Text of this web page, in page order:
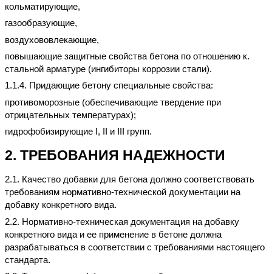
кольматирующие,
газообразующие,
воздухововлекающие,
повышающие защитные свойства бетона по отношению к.
стальной арматуре (ингибиторы коррозии стали).
1.1.4. Придающие бетону специальные свойства:
противоморозные (обеспечивающие твердение при
отрицательных температурах);
гидрофобизирующие I, II и III групп.
2. ТРЕБОВАНИЯ НАДЕЖНОСТИ
2.1. Качество добавки для бетона должно соответствовать
требованиям нормативно-технической документации на
добавку конкретного вида.
2.2. Нормативно-техническая документация на добавку
конкретного вида и ее применение в бетоне должна
разрабатываться в соответствии с требованиями настоящего
стандарта.